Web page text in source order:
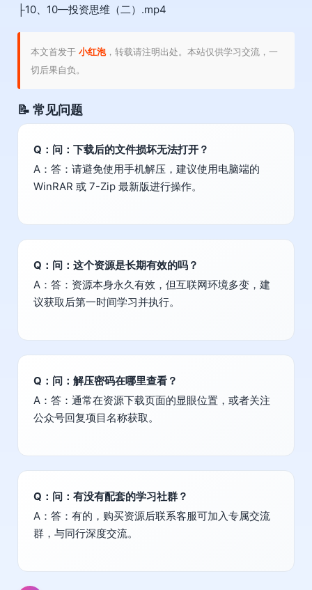
├10、10—投资思维（二）.mp4
本文首发于 小红泡，转载请注明出处。本站仅供学习交流，一
切后果自负。
📝 常见问题
Q：问：下载后的文件损坏无法打开？
A：答：请避免使用手机解压，建议使用电脑端的
WinRAR 或 7-Zip 最新版进行操作。
Q：问：这个资源是长期有效的吗？
A：答：资源本身永久有效，但互联网环境多变，建
议获取后第一时间学习并执行。
Q：问：解压密码在哪里查看？
A：答：通常在资源下载页面的显眼位置，或者关注
公众号回复项目名称获取。
Q：问：有没有配套的学习社群？
A：答：有的，购买资源后联系客服可加入专属交流
群，与同行深度交流。